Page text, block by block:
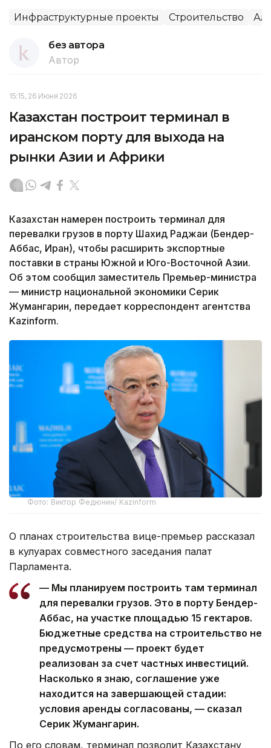
Инфраструктурные проекты Строительство
без автора
Автор
15:15, 26 Июня 2026
Казахстан построит терминал в
иранском порту для выхода на
рынки Азии и Африки
Казахстан намерен построить терминал для
перевалки грузов в порту Шахид Раджаи (Бендер-
Аббас, Иран), чтобы расширить экспортные
поставки в страны Южной и Юго-Восточной Азии.
Об этом сообщил заместитель Премьер-министра
— министр национальной экономики Серик
Жумангарин, передает корреспондент агентства
Kazinform.
Фото: Виктор Федюнин/ Kazinform
О планах строительства вице-премьер рассказал
в кулуарах совместного заседания палат
Парламента.
— Мы планируем построить там терминал
для перевалки грузов. Это в порту Бендер-
Аббас, на участке площадью 15 гектаров.
Бюджетные средства на строительство не
предусмотрены — проект будет
реализован за счет частных инвестиций.
Насколько я знаю, соглашение уже
находится на завершающей стадии:
условия аренды согласованы, — сказал
Серик Жумангарин.
По его словам, терминал позволит Казахстану